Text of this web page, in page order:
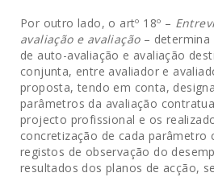
Por outro lado, o artº 18º –
avaliação e avaliação– determina
de auto-avaliação e avaliação
conjunta, entre avaliador e
proposta, tendo em conta,
parâmetros da avaliação
projecto profissional e os
concretização de cada parâmetro
registos de observação do
resultados dos planos de acção,